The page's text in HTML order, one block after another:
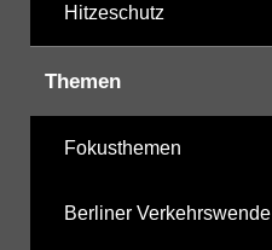
Hitzeschutz
Themen
Fokusthemen
Berliner Verkehrswende